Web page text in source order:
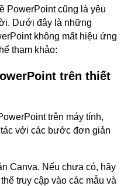
PowerPoint cũng là yêu
Dưới đây là những
không mất hiệu ứng
tham khảo:
trên thiết
trên máy tính,
với các bước đơn giản
Canva. Nếu chưa có, hãy
truy cập vào các mẫu và